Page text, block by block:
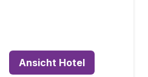
Ansicht Hotel